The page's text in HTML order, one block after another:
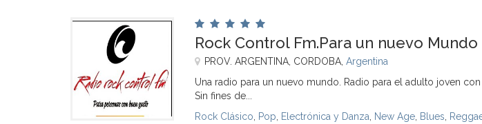
Rock Control Fm.Para un nuevo Mundo
PROV. ARGENTINA, CORDOBA, Argentina
Una radio para un nuevo mundo. Radio para el adulto joven
Sin fines de...
Rock Clásico
Pop Electrónica y Danza New Age Blues